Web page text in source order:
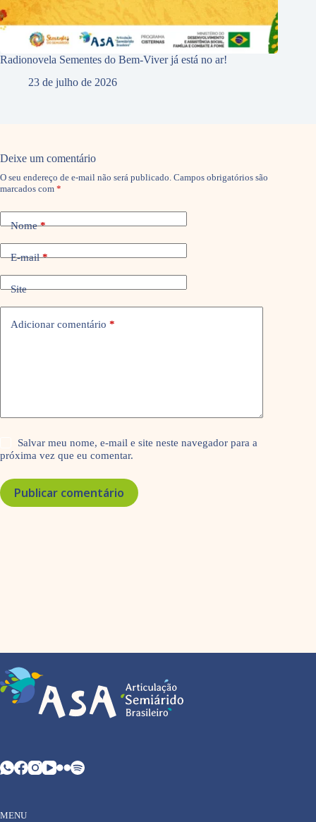
Radionovela Sementes do Bem-Viver já está no ar!
23 de julho de 2026
Deixe um comentário
O seu endereço de e-mail não será publicado. Campos obrigatórios são
marcados com *
Nome*
E-mail*
Site
Adicionar comentário *
Salvar meu nome, e-mail e site neste navegador para a
próxima vez que eu comentar.
Publicar comentário
MENU